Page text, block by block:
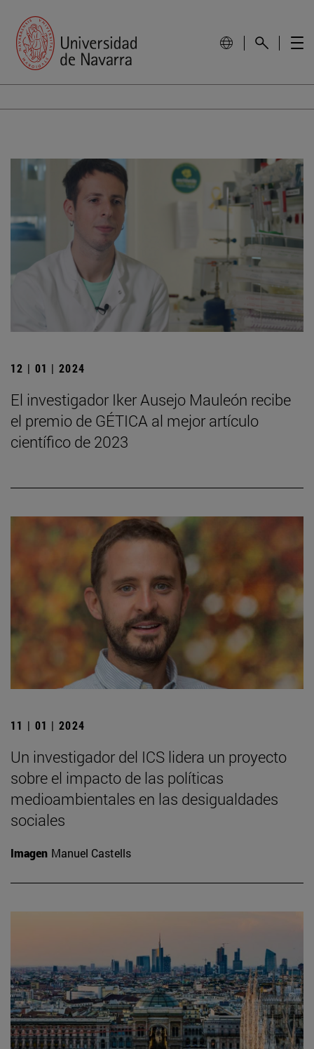
12 | 01 | 2024
El investigador Iker Ausejo Mauleón recibe
el premio de GÉTICA al mejor artículo
científico de 2023
11 | 01 | 2024
Un investigador del ICS lidera un proyecto
sobre el impacto de las políticas
medioambientales en las desigualdades
sociales
Imagen Manuel Castells